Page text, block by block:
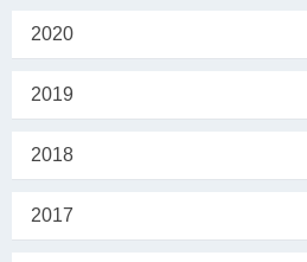
2020
2019
2018
2017